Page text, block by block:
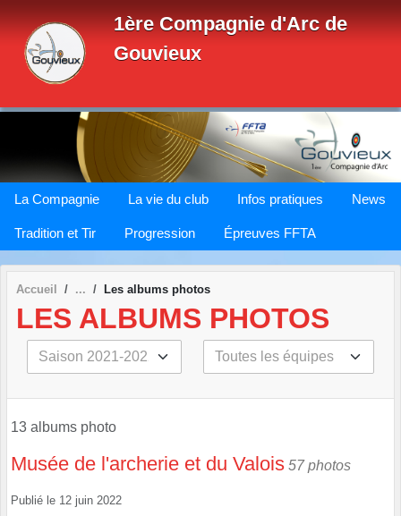
1ère Compagnie d'Arc de
Gouvieux
La Compagnie La vie du club Infos pratiques News
Tradition et Tir Progression Épreuves FFTA
Accueil Les albums photos
LES ALBUMS PHOTOS
13 albums photo
Musée de l'archerie et du Valois 57 photos
Publié le 12 juin 2022